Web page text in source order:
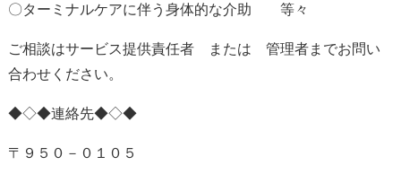
〇ターミナルケアに伴う身体的な介助 等々
ご相談はサービス提供責任者 または 管理者までお問い
合わせください。
◆◇◆連絡先◆◇◆
〒９５０－０１０５